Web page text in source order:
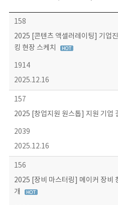
콘텐츠이슈 목록 - 번호, 제목, 작성자, 파일, 조회수, 작성일 정보 제공
158
2025 [콘텐츠 액셀러레이팅] 기업
킹 현장 스케치
1914
2025.12.16
157
2025 [창업지원 원스톱] 지원 기업
2039
2025.12.16
156
2025 [장비 마스터링] 메이커 장비
개